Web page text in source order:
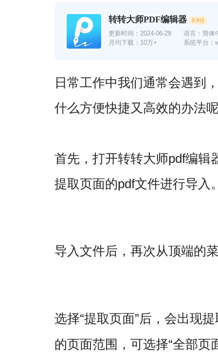
转转大师PDF编辑器 9.9分
更新时间： 2024-06-28
月均下载：10万+
语言：简体
系统平台：
日常工作中我们通常会遇到
什么方便快捷又高效的办法
首先，打开转转大师pdf编辑
提取页面的pdf文件进行导入
导入文件后，再次从顶端的
选择“提取页面”后，会出现
的页面范围，可选择“全部页